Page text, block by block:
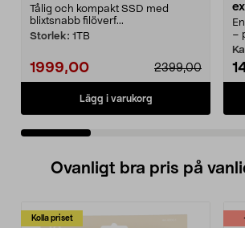
Tålig och kompakt SSD med
blixtsnabb filöverf...
Storlek: 1TB
1999,00 2399,00
Lägg i varukorg
–
Ovanligt bra pris på
Kolla priset